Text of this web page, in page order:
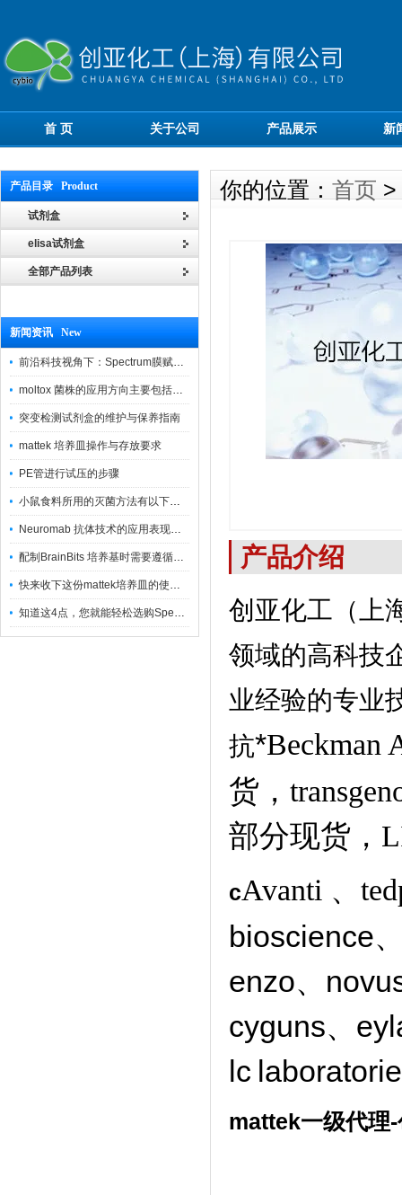
首 页 关于公司 产品展示 新
产品目录 Product
试剂盒
elisa试剂盒
全部产品列表
新闻资讯 New
前沿科技视角下：Spectrum膜赋能精密制造
moltox 菌株的应用方向主要包括以下几个方面
突变检测试剂盒的维护与保养指南
mattek 培养皿操作与存放要求
PE管进行试压的步骤
小鼠食料所用的灭菌方法有以下三种
Neuromab 抗体技术的应用表现在这几方面
配制BrainBits 培养基时需要遵循的原则
快来收下这份mattek培养皿的使用指南
知道这4点，您就能轻松选购Spectrum 膜
你的位置： 首页 >
产品介绍
创亚化工（上
领域的高科技
业经验的专业
抗*Beckman
货，
部分现货，
cAvanti 、
bioscience
enzo、
cyguns、
lc
mattek一级代理